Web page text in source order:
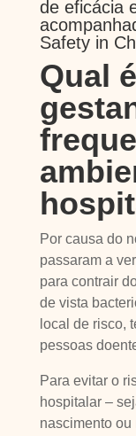
de eficácia
Safety in
Qual
Por causa do
passaram a
para contrair
de vista
local de risco,
pessoas
Para evitar o
hospitalar –
nascimento ou